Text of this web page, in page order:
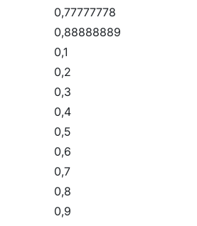
0,77777778
0,88888889
0,1
0,2
0,3
0,4
0,5
0,6
0,7
0,8
0,9